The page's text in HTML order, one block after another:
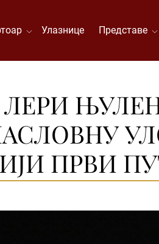
Улазнице Представе
ПРВИ